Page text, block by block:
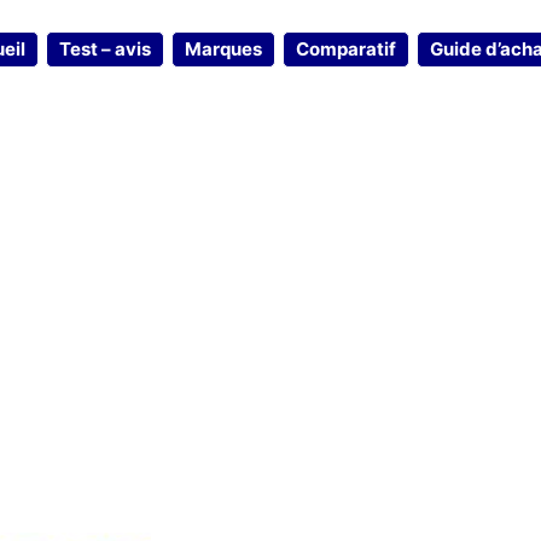
Test – avis Marques Comparatif Guide